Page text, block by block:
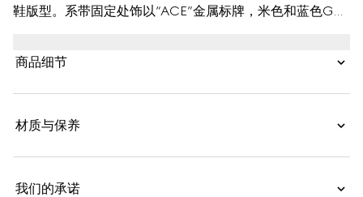
鞋版型。系带固定处饰以“ACE”金属标牌，米色和蓝色GG
商品细节
材质与保养
我们的承诺